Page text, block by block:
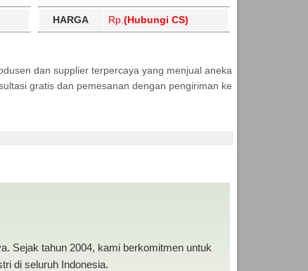
HARGA Rp. (Hubungi CS)
dan supplier terpercaya yang menjual aneka
gratis dan pemesanan dengan pengiriman ke
Sejak tahun 2004, kami berkomitmen untuk
di seluruh Indonesia.